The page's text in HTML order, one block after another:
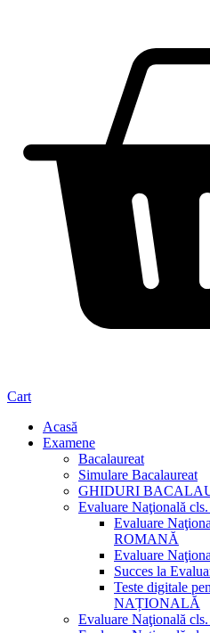
Cart
Acasă
Examene
Bacalaureat
Simulare Bacalaureat
GHIDURI
Evaluare Naţională
Evaluare
ROMANĂ
Evaluare
Succes la
Teste digitale
NAȚIONALĂ
Evaluare Naţională